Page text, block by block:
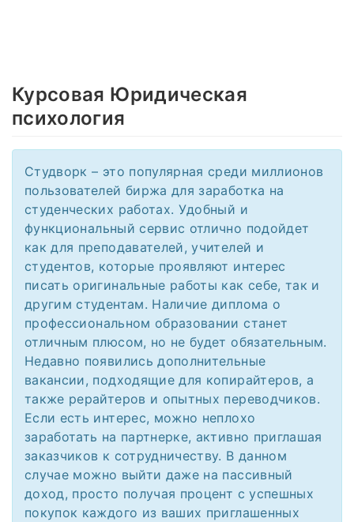
Курсовая Юридическая
психология
Студворк – это популярная среди миллионов
пользователей биржа для заработка на
студенческих работах. Удобный и
функциональный сервис отлично подойдет
как для преподавателей, учителей и
студентов, которые проявляют интерес
писать оригинальные работы как себе, так и
другим студентам. Наличие диплома о
профессиональном образовании станет
отличным плюсом, но не будет обязательным.
Недавно появились дополнительные
вакансии, подходящие для копирайтеров, а
также рерайтеров и опытных переводчиков.
Если есть интерес, можно неплохо
заработать на партнерке, активно приглашая
заказчиков к сотрудничеству. В данном
случае можно выйти даже на пассивный
доход, просто получая процент с успешных
покупок каждого из ваших приглашенных